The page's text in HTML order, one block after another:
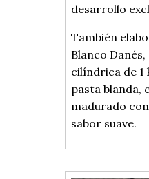
desarrollo
También
Blanco
cilíndrica de 1
pasta blanda,
madurado
sabor suave.